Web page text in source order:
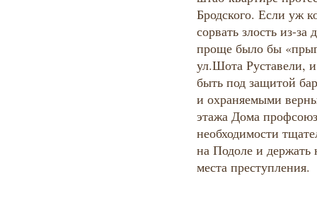
Бродского. Если уж
сорвать злость из-за
проще было бы
ул.Шота Руставели,
быть под защитой
и охраняемыми
этажа Дома
необходимости
на Подоле и держать
места преступления.